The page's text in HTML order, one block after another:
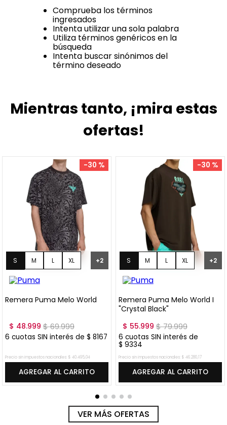
Comprueba los términos
ingresados
Intenta utilizar una sola palabra
Utiliza términos genéricos en la
búsqueda
Intenta buscar sinónimos del
término deseado
Mientras tanto, ¡mira estas
ofertas!
-30 %
S M L XL
XXL
+2
Remera Puma Melo World
$ 48.999 $69.999
6 cuotas SIN interés de $ 8167
Precio sin impuestos nacionales: $ 40.495,04
AGREGAR AL CARRITO
-30 %
S M L XL
XXL
+2
Remera Puma Melo World I
"Crystal Black"
$ 55.999 $79.999
6 cuotas SIN interés de
$ 9334
Precio sin impuestos nacionales: $ 46.280,17
AGREGAR AL CARRITO
VER MÁS OFERTAS